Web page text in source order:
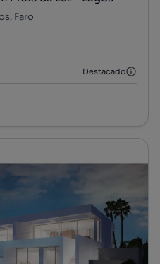
Faro
Destacado